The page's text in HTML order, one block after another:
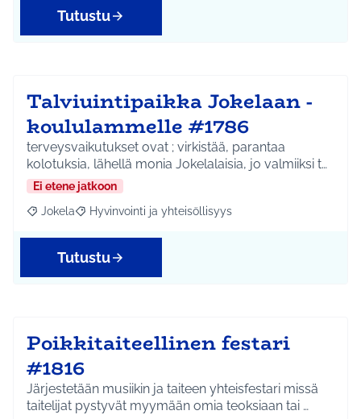
Tutustu
Talviuintipaikka Jokelaan -
koululammelle #1786
terveysvaikutukset ovat ; virkistää, parantaa
kolotuksia, lähellä monia Jokelalaisia, jo valmiiksi t…
Ei etene jatkoon
Rajaa tulokset aihepiirin mukaan: Jokela
Jokela Rajaa tulokset teeman mukaan: Hyvinvointi ja
Hyvinvointi ja yhteisöllisyys
Tutustu
Poikkitaiteellinen festari
#1816
Järjestetään musiikin ja taiteen yhteisfestari missä
taitelijat pystyvät myymään omia teoksiaan tai …